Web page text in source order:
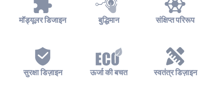
मॉड्यूलर डिजाइन बुद्धिमान संक्षिप्त परिरूप
सुरक्षा डिज़ाइन ऊर्जा की बचत स्वतंत्र डिज़ाइन